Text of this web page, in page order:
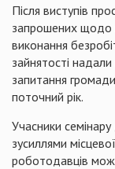
Після виступів
запрошених щодо
виконання
зайнятості надали
запитання
поточний рік.
Учасники
зусиллями
роботодавців